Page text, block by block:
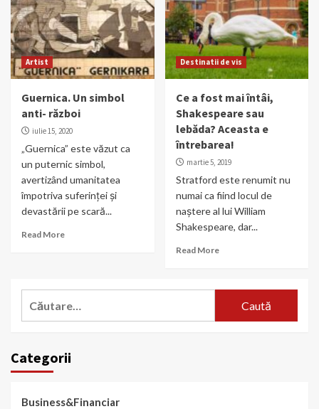
Artist
Guernica. Un simbol
anti- război
iulie 15, 2020
„Guernica” este văzut ca
un puternic simbol,
avertizând umanitatea
împotriva suferinței și
devastării pe scară...
Read More
Destinatii de vis
Ce a fost mai întâi,
Shakespeare sau
lebăda? Aceasta e
întrebarea!
martie 5, 2019
Stratford este renumit nu
numai ca fiind locul de
naștere al lui William
Shakespeare, dar...
Read More
Categorii
Business&Financiar